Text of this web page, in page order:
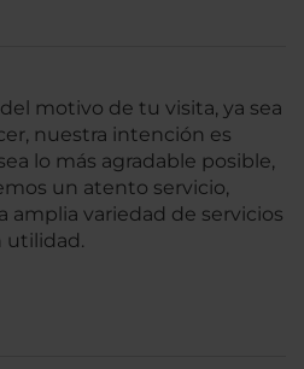
motivo de tu visita, ya sea
nuestra intención es
lo más agradable posible,
un atento servicio,
amplia variedad de servicios
utilidad.